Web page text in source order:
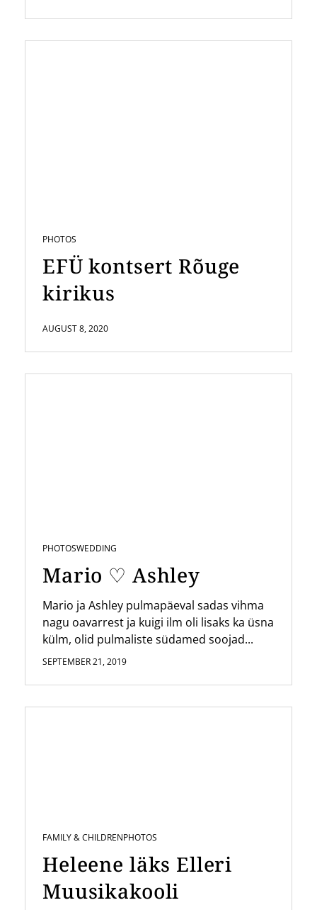
PHOTOS
EFÜ kontsert Rõuge
kirikus
AUGUST 8, 2020
PHOTOSWEDDING
Mario ♡ Ashley
Mario ja Ashley pulmapäeval sadas vihma
nagu oavarrest ja kuigi ilm oli lisaks ka üsna
külm, olid pulmaliste südamed soojad...
SEPTEMBER 21, 2019
FAMILY & CHILDRENPHOTOS
Heleene läks Elleri
Muusikakooli